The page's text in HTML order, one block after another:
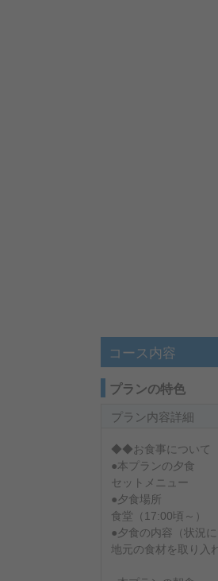
コース内容
プランの特色
プラン内容詳細
◆◆お食事について
●本プランの夕食
セットメニュー
●夕食場所
食堂（17:00頃～）
●夕食の内容（状況
地元の食材を取り入